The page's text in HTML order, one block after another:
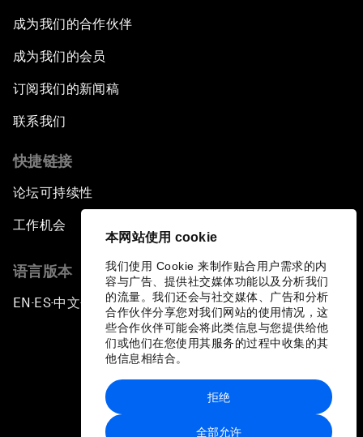
本网站使用 cookie
我们使用 Cookie 来制作贴合用户需求的内
容与广告、提供社交媒体功能以及分析我们
的流量。我们还会与社交媒体、广告和分析
合作伙伴分享您对我们网站的使用情况，这
些合作伙伴可能会将此类信息与您提供给他
们或他们在您使用其服务的过程中收集的其
他信息相结合。
全部允许
拒绝
成为我们的合作伙伴
成为我们的会员
订阅我们的新闻稿
联系我们
快捷链接
论坛可持续性
工作机会
语言版本
EN ▪ES▪中文▪ 日本語